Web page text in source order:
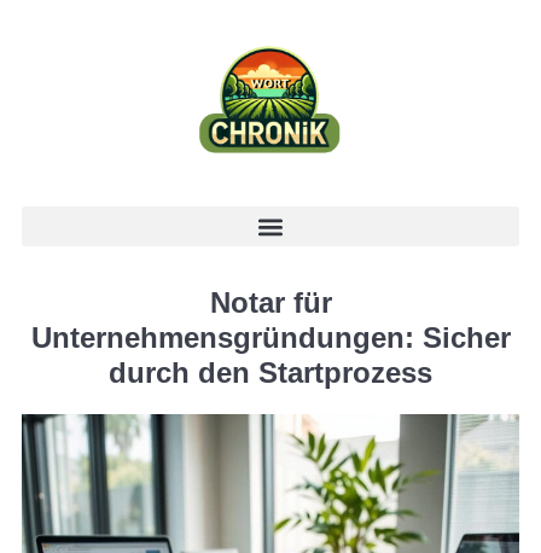
Notar für
Unternehmensgründungen: Sicher
durch den Startprozess